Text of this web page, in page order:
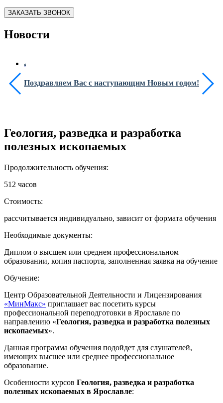
ЗАКАЗАТЬ ЗВОНОК
Новости
Поздравляем Вас с наступающим Новым годом!
Геология, разведка и разработка
полезных ископаемых
Продолжительность обучения:
512 часов
Стоимость:
рассчитывается индивидуально, зависит от формата обучения
Необходимые документы:
Диплом о высшем или среднем профессиональном
образовании, копия паспорта, заполненная заявка на обучение
Обучение:
Центр Образовательной Деятельности и Лицензирования
«МинМакс» приглашает вас посетить курсы
профессиональной переподготовки в Ярославле по
направлению «Геология, разведка и разработка полезных
ископаемых».
Данная программа обучения подойдет для слушателей,
имеющих высшее или среднее профессиональное
образование.
Особенности курсов Геология, разведка и разработка
полезных ископаемых в Ярославле: